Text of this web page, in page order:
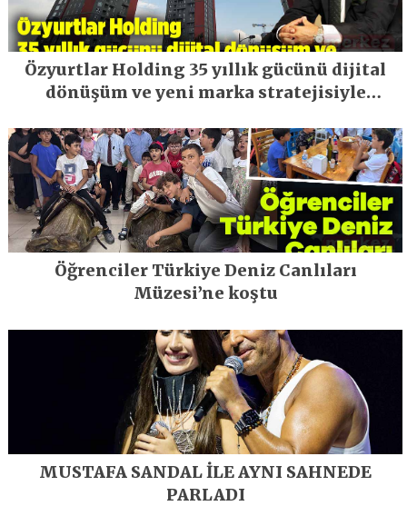
Özyurtlar Holding 35 yıllık gücünü dijital
dönüşüm ve yeni marka stratejisiyle
Öğrenciler Türkiye Deniz Canlıları
Müzesi’ne koştu
MUSTAFA SANDAL İLE AYNI SAHNEDE
PARLADI